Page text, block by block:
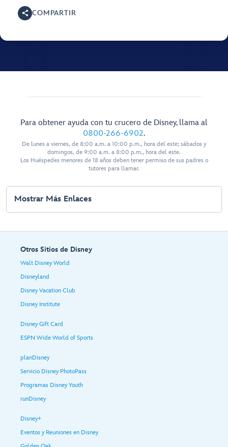
COMPARTIR
Para obtener ayuda con tu crucero de Disney, llama al
0800-266-6902.
De lunes a viernes, de 8:00 a.m. a 10:00 p.m., hora del este; sábados y
domingos, de 9:00 a.m. a 8:00 p.m., hora del este.
Los Huéspedes menores de 18 años deben tener permiso de sus padres o
tutores para llamar.
Mostrar Más Enlaces
Otros Sitios de Disney
Walt Disney World
Disneyland
Disney Vacation Club
Disney Institute
Disney Gift Card
ESPN Wide World of Sports
planDisney
Servicio Disney PhotoPass
Programas Disney Youth
runDisney
Disney+
Eventos y Reuniones en Disney